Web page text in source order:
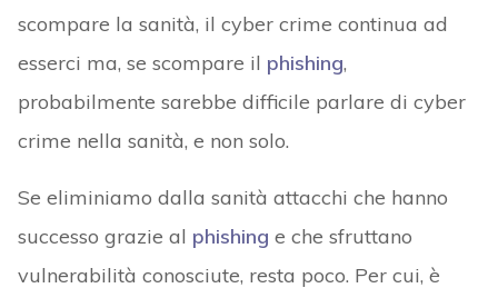
scompare la sanità, il cyber crime continua ad
esserci ma, se scompare il phishing,
probabilmente sarebbe difficile parlare di cyber
crime nella sanità, e non solo.
Se eliminiamo dalla sanità attacchi che hanno
successo grazie al phishing e che sfruttano
vulnerabilità conosciute, resta poco. Per cui, è